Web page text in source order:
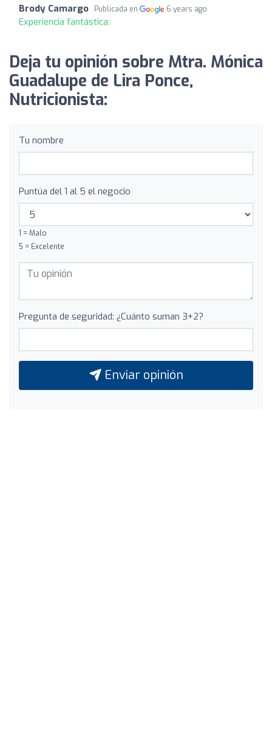
Brody Camargo Publicada en 6 years ago
Experiencia fantástica:
Deja tu opinión sobre Mtra. Mónica
Guadalupe de Lira Ponce,
Nutricionista:
Tu nombre
Puntúa del 1 al 5 el negocio
1 = Malo
5 = Excelente
Pregunta de seguridad: ¿Cuánto suman 3+2?
Enviar opinión